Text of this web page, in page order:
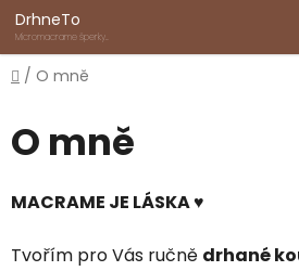
Přejít
na
obsah
DrhneTo
Micromacrame šperky
Domů
/ O mně
O mně
MACRAME JE LÁSKA♥
Tvořím pro Vás ručně drhané